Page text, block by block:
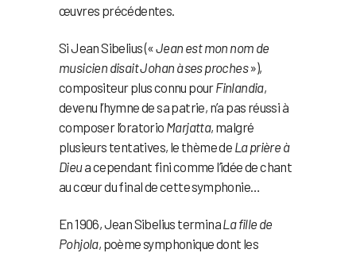
œuvres précédentes.
Si Jean Sibelius («Jean est mon nom de
musicien disait Johan à ses proches»),
compositeur plus connu pourFinlandia,
devenu l’hymne de sa patrie, n’a pas réussi à
composer l’oratorio Marjatta, malgré
plusieurs tentatives, le thème de La prière à
Dieua cependant fini comme l’idée de chant
au cœur du final de cette symphonie…
En 1906, Jean Sibelius terminaLa fille de
Pohjola, poème symphonique dont les